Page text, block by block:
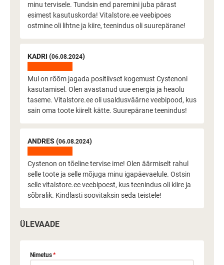
minu tervisele. Tundsin end paremini juba pärast
esimest kasutuskorda! Vitalstore.ee veebipoes
ostmine oli lihtne ja kiire, teenindus oli suurepärane!
KADRI (06.08.2024)
Mul on rõõm jagada positiivset kogemust Cystenoni
kasutamisel. Olen avastanud uue energia ja heaolu
taseme. Vitalstore.ee oli usaldusväärne veebipood, kus
sain oma toote kiirelt kätte. Suurepärane teenindus!
ANDRES (06.08.2024)
Cystenon on tõeline tervise ime! Olen äärmiselt rahul
selle toote ja selle mõjuga minu igapäevaelule. Ostsin
selle vitalstore.ee veebipoest, kus teenindus oli kiire ja
sõbralik. Kindlasti soovitaksin seda teistele!
ÜLEVAADE
Nimetus*